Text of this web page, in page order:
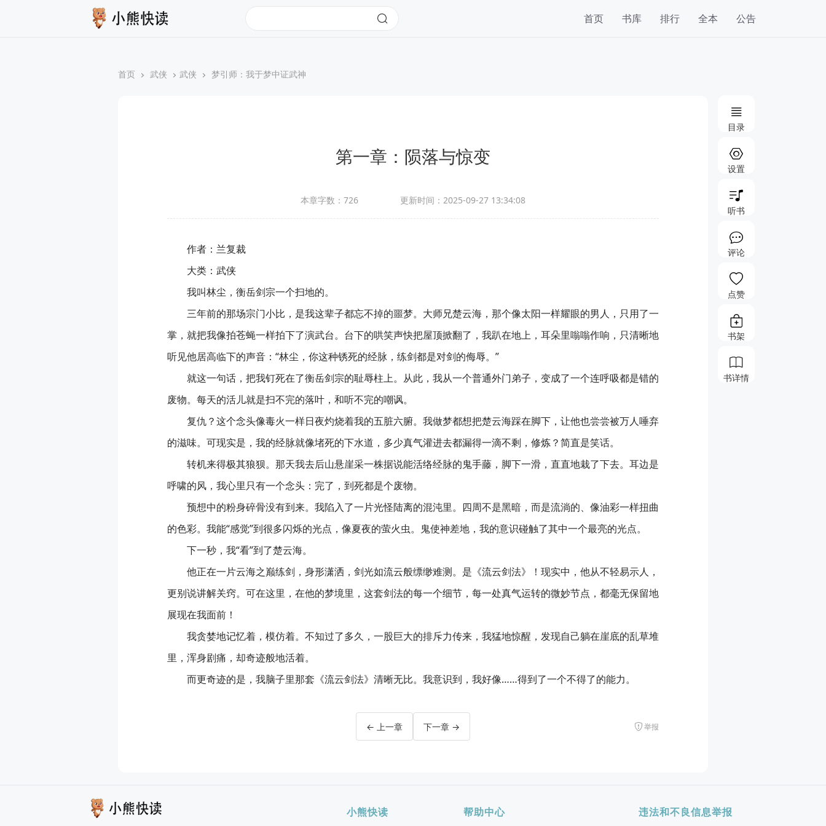
首页 书库 排行 全本 公告
首页 武侠 武侠 梦引师：我于梦中证武神
第一章：陨落与惊变
本章字数： 726 更新时间： 2025-09-27 13:34:08
作者：兰复裁
大类：武侠
我叫林尘，衡岳剑宗一个扫地的。
三年前的那场宗门小比，是我这辈子都忘不掉的噩梦。大师兄楚云海，那个像太阳一样耀眼的男人，只用了一
掌，就把我像拍苍蝇一样拍下了演武台。台下的哄笑声快把屋顶掀翻了，我趴在地上，耳朵里嗡嗡作响，只清晰地
听见他居高临下的声音：“林尘，你这种锈死的经脉，练剑都是对剑的侮辱。”
就这一句话，把我钉死在了衡岳剑宗的耻辱柱上。从此，我从一个普通外门弟子，变成了一个连呼吸都是错的
废物。每天的活儿就是扫不完的落叶，和听不完的嘲讽。
复仇？这个念头像毒火一样日夜灼烧着我的五脏六腑。我做梦都想把楚云海踩在脚下，让他也尝尝被万人唾弃
的滋味。可现实是，我的经脉就像堵死的下水道，多少真气灌进去都漏得一滴不剩，修炼？简直是笑话。
转机来得极其狼狈。那天我去后山悬崖采一株据说能活络经脉的鬼手藤，脚下一滑，直直地栽了下去。耳边是
呼啸的风，我心里只有一个念头：完了，到死都是个废物。
预想中的粉身碎骨没有到来。我陷入了一片光怪陆离的混沌里。四周不是黑暗，而是流淌的、像油彩一样扭曲
的色彩。我能“感觉”到很多闪烁的光点，像夏夜的萤火虫。鬼使神差地，我的意识碰触了其中一个最亮的光点。
下一秒，我“看”到了楚云海。
他正在一片云海之巅练剑，身形潇洒，剑光如流云般缥缈难测。是《流云剑法》！现实中，他从不轻易示人，
更别说讲解关窍。可在这里，在他的梦境里，这套剑法的每一个细节，每一处真气运转的微妙节点，都毫无保留地
展现在我面前！
我贪婪地记忆着，模仿着。不知过了多久，一股巨大的排斥力传来，我猛地惊醒，发现自己躺在崖底的乱草堆
里，浑身剧痛，却奇迹般地活着。
而更奇迹的是，我脑子里那套《流云剑法》清晰无比。我意识到，我好像……得到了一个不得了的能力。
← 上一章 下一章 → 举报
目录
设置
听书
评论
点赞
书架
书详情
小熊快读 帮助中心 违法和不良信息举报